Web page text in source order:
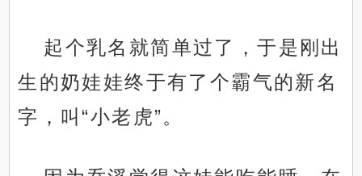
起个乳名就简单过了，于是刚出
生的奶娃娃终于有了个霸气的新名
字，叫“小老虎”。